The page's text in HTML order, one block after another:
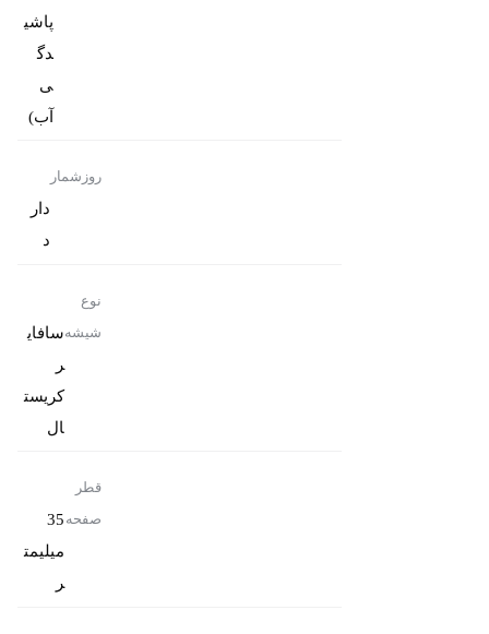
پاشی
دگ
ی
آب)
روزشمار
دار
د
نوع
شیشهسافای
ر
کریست
ال
قطر
صفحه 35
میلیمت
ر